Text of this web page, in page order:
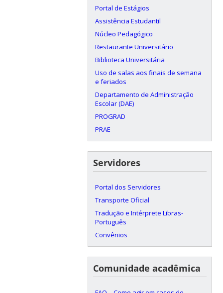
Portal de Estágios
Assistência Estudantil
Núcleo Pedagógico
Restaurante Universitário
Biblioteca Universitária
Uso de salas aos finais de semana
e feriados
Departamento de Administração
Escolar (DAE)
PROGRAD
PRAE
Servidores
Portal dos Servidores
Transporte Oficial
Tradução e Intérprete Libras-
Português
Convênios
Comunidade acadêmica